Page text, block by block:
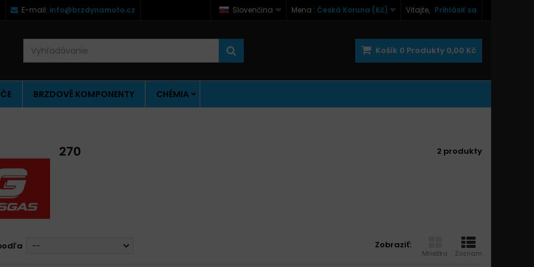
Vitajte, Prihlásiť sa
Mena : Česká Koruna (Kč)
Slovenčina
E-mail: info@brzdynamoto.cz
Košík 0 Produkty 0,00 Kč
BRZDOVÉ KOMPONENTY CHÉMIA
270 2 produkty
Zobraziť:
Mriežka Zoznam
--